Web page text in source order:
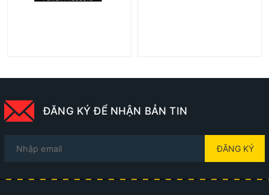
ĐĂNG KÝ ĐỂ NHẬN BẢN TIN
ĐĂNG KÝ